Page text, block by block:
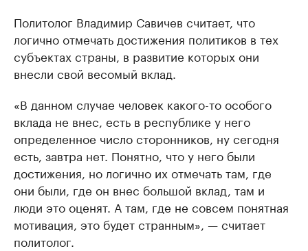
Политолог Владимир Савичев считает, что
логично отмечать достижения политиков в тех
субъектах страны, в развитие которых они
внесли свой весомый вклад.
«В данном случае человек какого-то особого
вклада не внес, есть в республике у него
определенное число сторонников, ну сегодня
есть, завтра нет. Понятно, что у него были
достижения, но логично их отмечать там, где
они были, где он внес большой вклад, там и
люди это оценят. А там, где не совсем понятная
мотивация, это будет странным», — считает
политолог.